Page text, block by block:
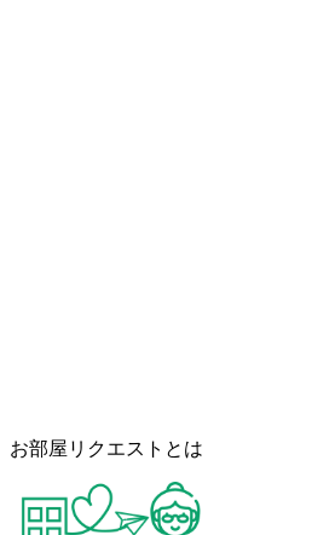
お部屋リクエストとは